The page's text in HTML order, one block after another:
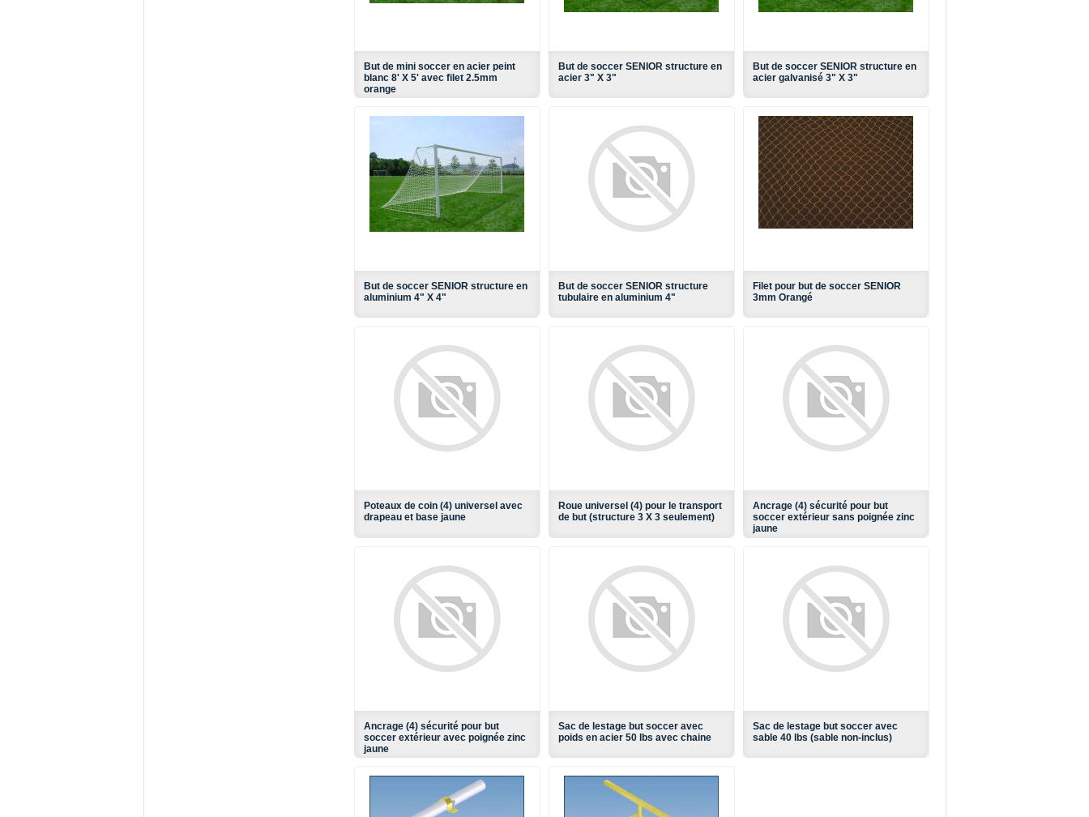
But de mini soccer en acier peint
blanc 8' X 5' avec filet 2.5mm
orange
But de soccer SENIOR structure en
acier 3" X 3"
But de soccer SENIOR structure en
acier galvanisé 3" X 3"
But de soccer SENIOR structure en
aluminium 4" X 4"
But de soccer SENIOR structure
tubulaire en aluminium 4"
Filet pour but de soccer SENIOR
3mm Orangé
Poteaux de coin (4) universel avec
drapeau et base jaune
Roue universel (4) pour le transport
de but (structure 3 X 3 seulement)
Ancrage (4) sécurité pour but
soccer extérieur sans poignée zinc
jaune
Ancrage (4) sécurité pour but
soccer extérieur avec poignée zinc
jaune
Sac de lestage but soccer avec
poids en acier 50 lbs avec chaine
Sac de lestage but soccer avec
sable 40 lbs (sable non-inclus)